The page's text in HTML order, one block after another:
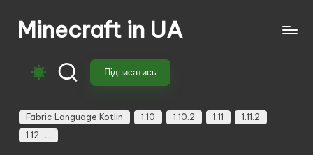
ПерейтиMinecraft in UA
свіжі
моди
Майнкрафт:
моби,
Підписатись
Fabric Language Kotlin 1.10 1.10.2 1.11
1.11.2
1.12